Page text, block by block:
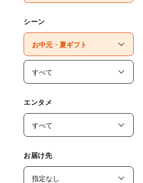
シーン
エンタメ
お届け先